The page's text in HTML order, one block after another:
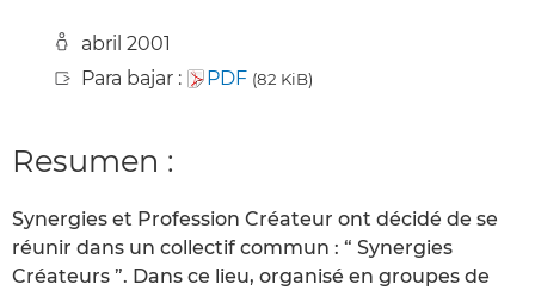
abril 2001
Para bajar :
PDF (82 KiB)
Resumen :
Synergies et Profession Créateur ont décidé de se
réunir dans un collectif commun : “ Synergies
Créateurs ”. Dans ce lieu, organisé en groupes de